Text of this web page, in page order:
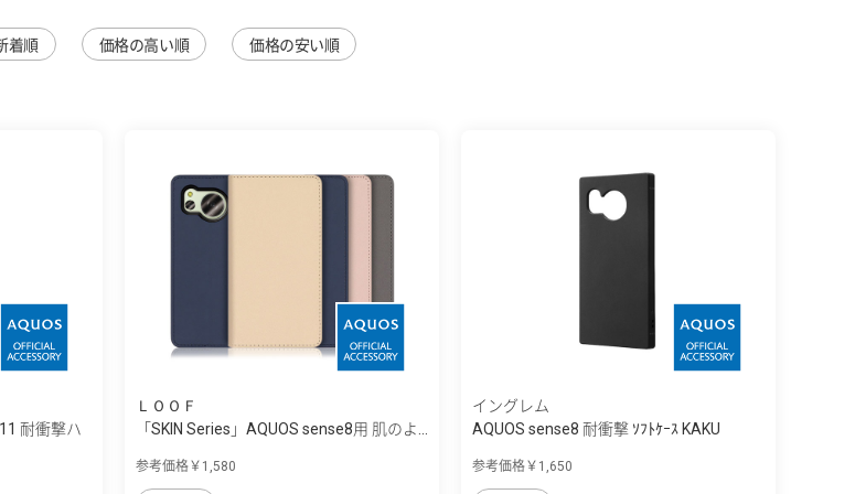
着順 価格の高い順 価格の安い順
耐衝撃ハ
ＬＯＯＦ
「SKIN Series」AQUOS sense8用 肌のよ...
参考価格￥1,580
イングレム
AQUOS sense8 耐衝撃 ｿﾌﾄｹｰｽ KAKU
参考価格￥1,650